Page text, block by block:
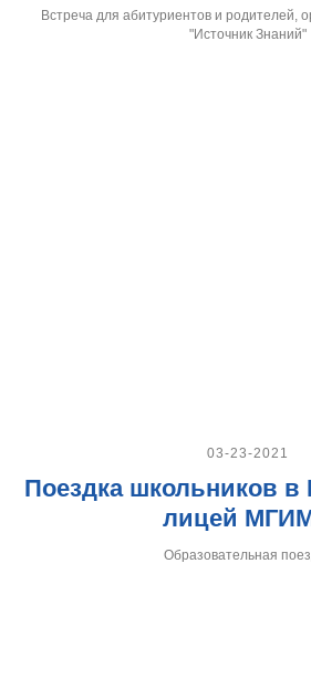
Встреча для абитуриентов и родителей,
"Источник Знаний"
03-23-2021
Поездка школьников в
лицей
Образовательная